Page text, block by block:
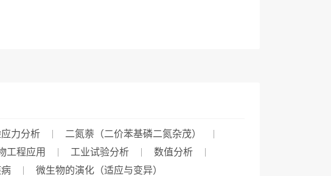
力分析
二氮萘（二价苯基磷二氮杂茂）
工程应用 工业试验分析
数值分析
微生物的演化（适应与变异）